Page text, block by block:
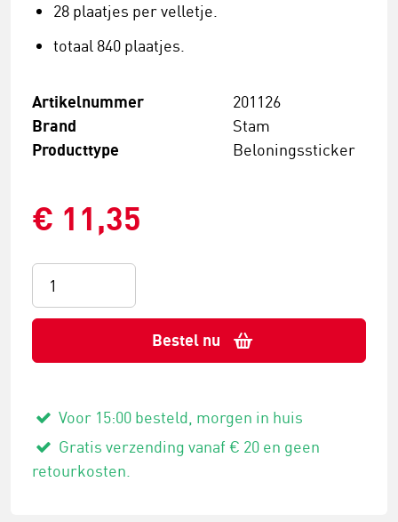
28 plaatjes per velletje.
totaal 840 plaatjes.
Artikelnummer 201126
Brand Stam
Producttype Beloningssticker
€ 11,35
Bestel nu
Voor 15:00 besteld, morgen in huis
Gratis verzending vanaf € 20 en geen
retourkosten.